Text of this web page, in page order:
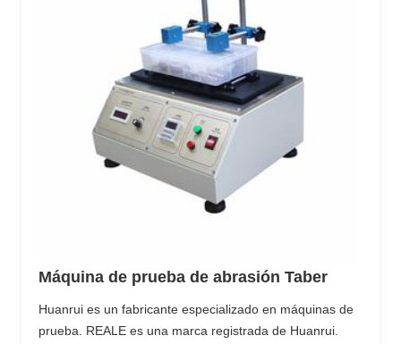
Máquina de prueba de abrasión Taber
Huanrui es un fabricante especializado en máquinas de
prueba. REALE es una marca registrada de Huanrui.